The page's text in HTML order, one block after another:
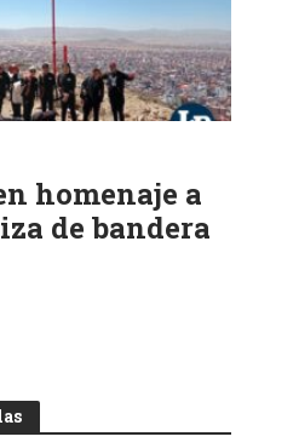
homenaje a
de bandera